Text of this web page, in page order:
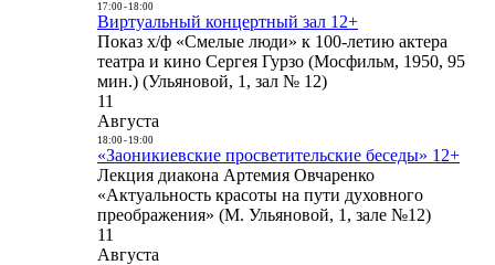
17:00- 18:00
Виртуальный концертный зал 12+
Показ х/ф «Смелые люди» к 100-летию актера
театра и кино Сергея Гурзо (Мосфильм, 1950, 95
мин.) (Ульяновой, 1, зал № 12)
11
Августа
18:00- 19:00
«Заоникиевские просветительские беседы» 12+
Лекция диакона Артемия Овчаренко
«Актуальность красоты на пути духовного
преображения» (М. Ульяновой, 1, зале №12)
11
Августа